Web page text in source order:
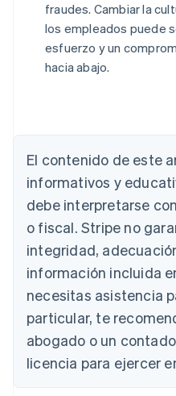
fraudes. Cambiar la
los empleados puede
esfuerzo y un
hacia abajo.
El contenido de este
informativos y
debe interpretarse
o fiscal. Stripe no
integridad,
información incluida
necesitas asistencia
particular, te
abogado o un
licencia para ejercer
DeutschEnglish
Bélgica
Brasil
PortuguêsEnglish
Bulgaria
English
Canadá
EnglishFrançais
简体中文 English
Chipre
English
Croacia
EnglishItaliano